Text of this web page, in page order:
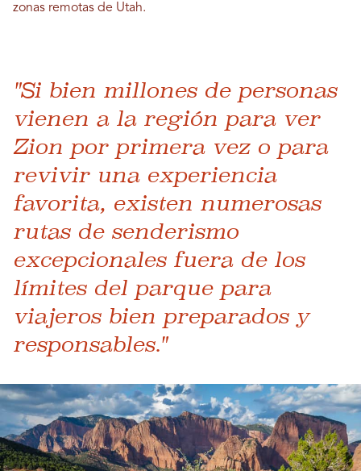
zonas remotas de Utah.
"Si bien millones de personas
vienen a la región para ver
Zion por primera vez o para
revivir una experiencia
favorita, existen numerosas
rutas de senderismo
excepcionales fuera de los
límites del parque para
viajeros bien preparados y
responsables."